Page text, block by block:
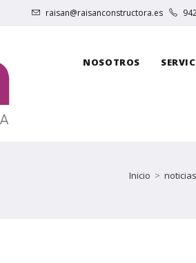
raisan@raisanconstructora.es
NOSOTROS
Inicio > noticias